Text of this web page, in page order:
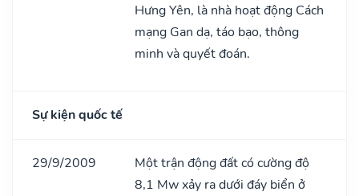
Hưng Yên, là nhà hoạt động Cách
mạng Gan dạ, táo bạo, thông
minh và quyết đoán.
Sự kiện quốc tế
29/9/2009
Một trận động đất có cường độ
8,1 Mw xảy ra dưới đáy biển ở